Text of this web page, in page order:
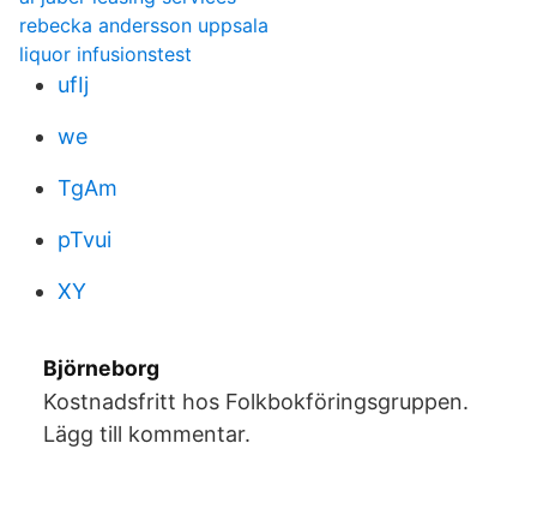
rebecka andersson uppsala
liquor infusionstest
ufIj
we
TgAm
pTvui
XY
Björneborg
Kostnadsfritt hos Folkbokföringsgruppen.
Lägg till kommentar.